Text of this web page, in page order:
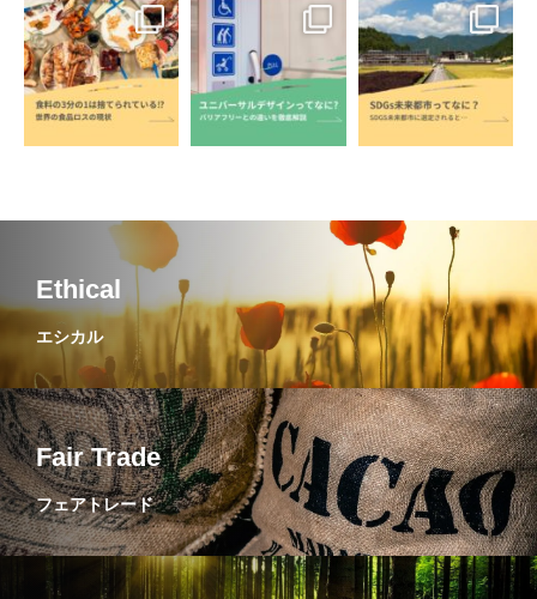
Ethical
エシカル
Fair Trade
フェアトレード